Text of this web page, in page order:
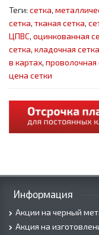
Теги: сетка,
сетка, тканая сетка,
ЦПВС, оцинкованная
сетка, кладочная сетка
в картах, проволочная
цена сетки
Информация
Акции на черный
Акция на